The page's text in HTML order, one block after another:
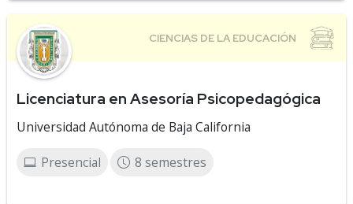
Licenciatura en Asesoría Psicopedagógica
Universidad Autónoma de Baja California
Presencial 8 semestres